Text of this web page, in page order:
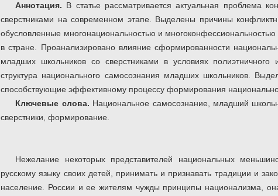
Аннотация. В статье рассматривается актуальная проблема
сверстниками на современном этапе. Выделены причины
обусловленные многонациональностью и
в стране. Проанализировано влияние сформированности
младших школьников со сверстниками в условиях полиэтничного
структура национального самосознания младших школьников.
способствующие эффективному процессу формирования
Ключевые слова. Национальное самосознание, младший
сверстники, формирование.
Нежелание некоторых представителей национальных
русскому языку своих детей, принимать и признавать традиции и
население. России и ее жителям чужды принципы национализма,